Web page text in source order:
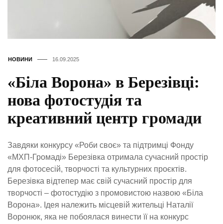
НОВИНИ 16.09.2025
«Біла Ворона» в Березівці:
нова фотостудія та
креативний центр громади
Завдяки конкурсу «Роби своє» та підтримці Фонду
«МХП-Громаді» Березівка отримала сучасний простір
для фотосесій, творчості та культурних проєктів.
Березівка відтепер має свій сучасний простір для
творчості – фотостудію з промовистою назвою «Біла
Ворона». Ідея належить місцевій жительці Наталії
Воронюк, яка не побоялася винести її на конкурс